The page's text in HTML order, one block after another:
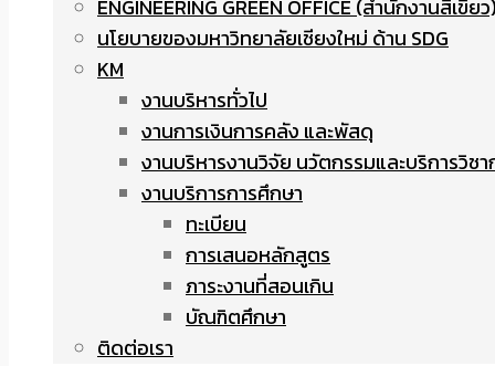
ENGINEERING GREEN OFFICE (สำนักงานสีเขีย
นโยบายของมหาวิทยาลัยเชียงใหม่ ด้าน SDG
KM
งานบริหารทั่วไป
งานการเงินการคลัง และพัสดุ
งานบริหารงานวิจัย นวัตกรรมและบริการวิชา
งานบริการการศึกษา
ทะเบียน
การเสนอหลักสูตร
ภาระงานที่สอนเกิน
บัณฑิตศึกษา
ติดต่อเรา